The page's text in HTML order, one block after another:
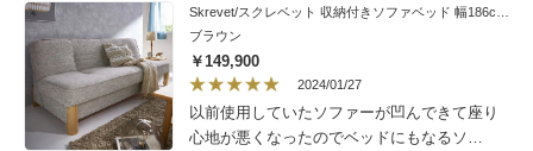
しています。
ブラウン
￥149,900
2024/01/27
以前使用していたソファーが凹んできて座り
心地が悪くなったのでベッドにもなるソ